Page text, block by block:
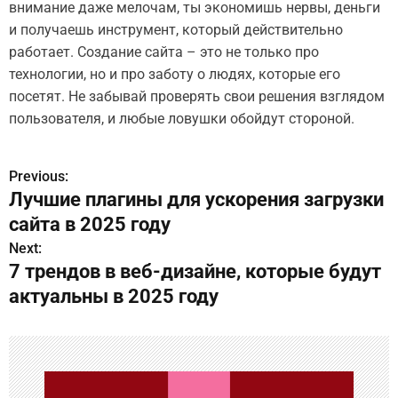
внимание даже мелочам, ты экономишь нервы, деньги
и получаешь инструмент, который действительно
работает. Создание сайта – это не только про
технологии, но и про заботу о людях, которые его
посетят. Не забывай проверять свои решения взглядом
пользователя, и любые ловушки обойдут стороной.
Н
а
в
и
а
ц
Previous:
Лучшие плагины для ускорения загрузки
сайта в 2025 году
Next:
7 трендов в веб-дизайне, которые будут
актуальны в 2025 году